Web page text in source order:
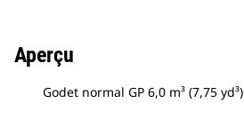
Aperçu
Godet normal GP 6,0 m³ (7,75